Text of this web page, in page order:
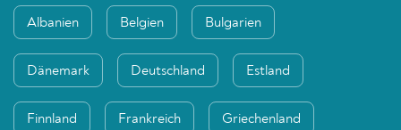
Albanien Belgien Bulgarien
Dänemark Deutschland Estland
Finnland Frankreich Griechenland